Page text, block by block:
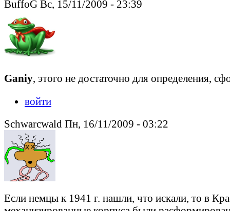
BuffoG Вс, 15/11/2009 - 23:39
Ganiy, этого не достаточно для определения,
войти
Schwarcwald Пн, 16/11/2009 - 03:22
Если немцы к 1941 г. нашли, что искали, то в